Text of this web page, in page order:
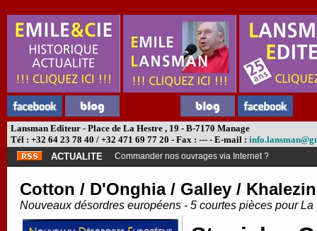
Lansman Editeur - Place de La Hestre , 19 - B-7170 Manage
Tél : +32 64 23 78 40 / +32 471 69 77 20 - Fax : --- - E-mail :
ACTUALITE
Commander nos ouvrages via Internet ?
Cotton / D'Onghia / Galley /
Nouveaux désordres européens - 5 courtes pièces pour La